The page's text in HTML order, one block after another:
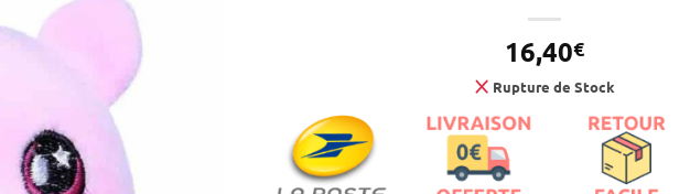
16,40€
Rupture de Stock